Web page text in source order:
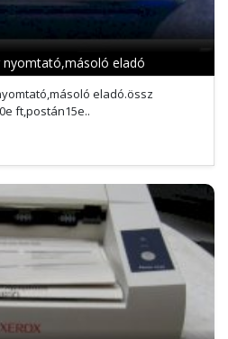
nyomtató,másoló eladó
eladó.össz
ft,postán15e..